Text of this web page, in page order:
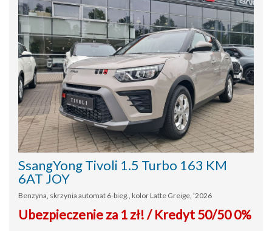
SsangYong Tivoli 1.5 Turbo 163 KM
6AT JOY
Benzyna, skrzynia automat 6-bieg., kolor Latte Greige, '2026
Ubezpieczenie za 1 zł! / Kredyt 50/50 0%